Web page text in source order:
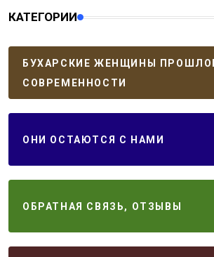
КАТЕГОРИИ
БУХАРСКИЕ ЖЕНЩИНЫ
СОВРЕМЕННОСТИ
ОНИ ОСТАЮТСЯ С НАМИ
ОБРАТНАЯ СВЯЗЬ, ОТЗЫВЫ